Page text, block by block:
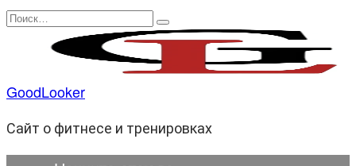
Перейти
содержанию
Search
GoodLooker
Сайт о фитнесе и тренировках